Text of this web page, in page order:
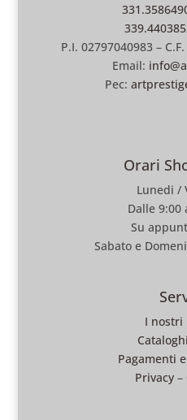
P.I. 02797040983 –
Email:
Pec:
Orari
Lunedi /
Dalle 9:00
Su
Sabato e
I nostri
Pagamenti
Privacy –